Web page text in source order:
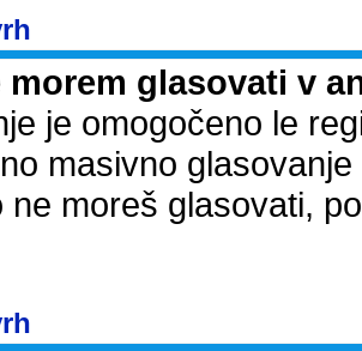
morem glasovati v
je omogočeno le
masivno
ne moreš glasovati,